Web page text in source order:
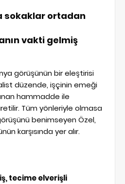
sokaklar ortadan
vakti gelmiş
görüşünün bir eleştirisi
düzende, işçinin emeği
hammadde ile
Tüm yönleriyle olmasa
benimseyen Özel,
karşısında yer alır.
tecime elverişli